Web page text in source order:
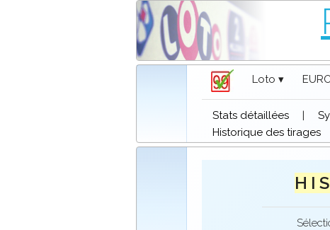
Loto ▾
Stats détaillées |
Historique des tirages
H I